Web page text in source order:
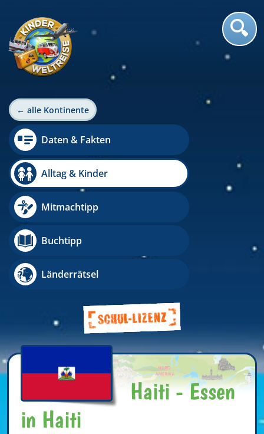
← alle Kontinente
Daten & Fakten
Alltag & Kinder
Mitmachtipp
Buchtipp
Länderrätsel
Haiti - Essen
in Haiti